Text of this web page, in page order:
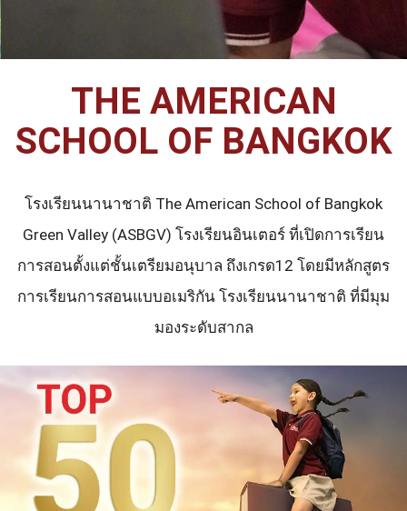
THE AMERICAN
SCHOOL OF BANGKOK
โรงเรียนนานาชาติ The American School of Bangkok
Green Valley (ASBGV) โรงเรียนอินเตอร์ ที่เปิดการเรียน
การสอนตั้งแต่ชั้นเตรียมอนุบาล ถึงเกรด12 โดยมีหลักสูตร
การเรียนการสอนแบบอเมริกัน โรงเรียนนานาชาติ ที่มีมุม
มองระดับสากล